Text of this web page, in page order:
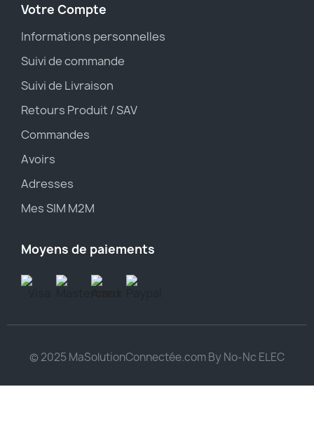
Votre Compte
Informations personnelles
Suivi de commande
Suivi de Livraison
Retours Produit / SAV
Commandes
Avoirs
Adresses
Mes SIM M2M
Moyens de paiements
© 2025 MaSolutionConnectée.com By No-Nc ELEC